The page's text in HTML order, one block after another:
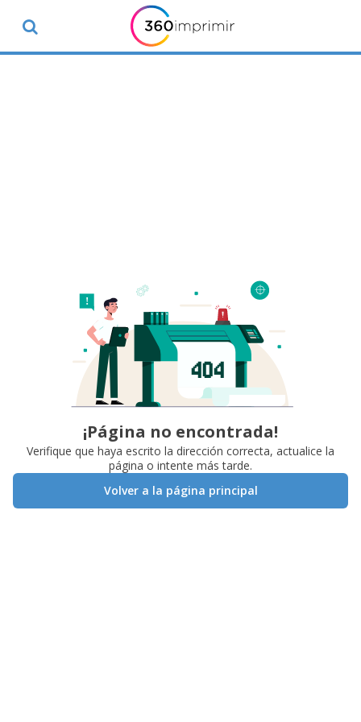
¡Página no encontrada!
Verifique que haya escrito la dirección correcta, actualice la
página o intente más tarde.